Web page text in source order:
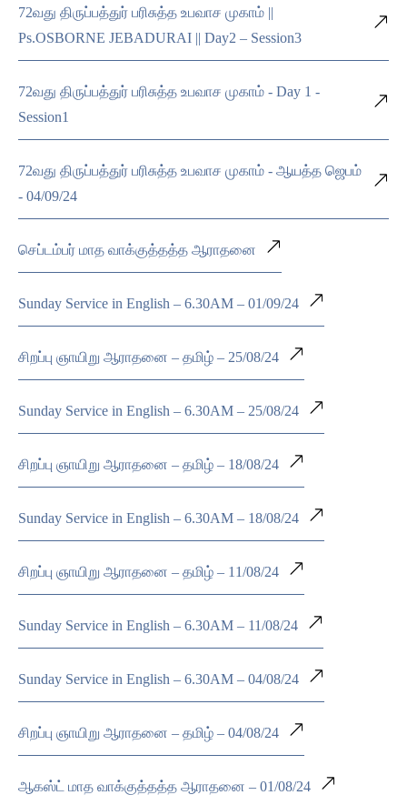
72வது திருப்பத்துர் பரிசுத்த உபவாச முகாம் ||
Ps.OSBORNE JEBADURAI || Day2 – Session3
72வது திருப்பத்துர் பரிசுத்த உபவாச முகாம் - Day 1 -
Session1
72வது திருப்பத்துர் பரிசுத்த உபவாச முகாம் - ஆயத்த ஜெபம்
- 04/09/24
செப்டம்பர் மாத வாக்குத்தத்த ஆராதனை
Sunday Service in English – 6.30AM – 01/09/24
சிறப்பு ஞாயிறு ஆராதனை – தமிழ் – 25/08/24
Sunday Service in English – 6.30AM – 25/08/24
சிறப்பு ஞாயிறு ஆராதனை – தமிழ் – 18/08/24
Sunday Service in English – 6.30AM – 18/08/24
சிறப்பு ஞாயிறு ஆராதனை – தமிழ் – 11/08/24
Sunday Service in English – 6.30AM – 11/08/24
Sunday Service in English – 6.30AM – 04/08/24
சிறப்பு ஞாயிறு ஆராதனை – தமிழ் – 04/08/24
ஆகஸ்ட் மாத வாக்குத்தத்த ஆராதனை – 01/08/24